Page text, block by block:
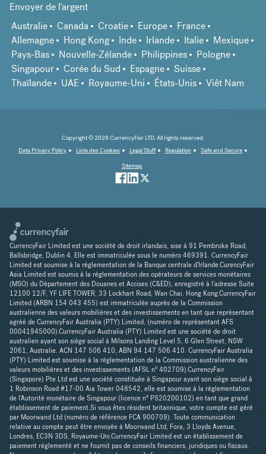
Envoyer de l'argent
Australie
Canada Croatie Europe
France
Allemagne
Hong Kong Inde Irlande Italie
Mexique
Pays-Bas
Nouvelle-Zélande Philippines
Pologne
Singapour
Corée du Sud Espagne
Suisse
Thaïlande
UAE Royaume-Uni États-Unis Viêt Nam
Copyright © 2026 CurrencyFair LTD. All rights reserved.
Data Privacy Policy
Liste des Cookies Legal Stuff Regulation
Safe and Secure
Sitemap
CurrencyFair Limited est une société de droit irlandais, sise à 91 Pembroke Road,
Ballsbridge, Dublin 4. Elle est immatriculée sous le numéro 469391. CurrencyFair
Limited est soumise à la réglementation de la Banque centrale d'Irlande.CurencyFair
Asia Limited est soumis à la réglementation des opérateurs de services monétaires
(MSO) du Département des Douanes et Accises (C&ED), enregistré à l'adresse Suite
12100 12/F, YF LIFE TOWER, 33 Lockhart Road, Wan Chai. Hong Kong.CurrencyFair
Limited (ARBN 154 043 455) est immatriculée auprès de la Commission
australienne des valeurs mobilières et des investissements en tant que représentant
agréé de CurrencyFair Australia (PTY) Limited, (numéro de représentant AFS
00041945000).CurrencyFair Australia (PTY) Limited est une société de droit
australien ayant son siège social à Milsons Landing Level 5, 6 Glen Street, NSW
2061, Australie. ACN 147 506 410, ABN 94 147 506 410. CurrencyFair Australia
(PTY) Limited est soumise à la réglementation de la Commission australienne des
valeurs mobilières et des investissements (AFSL n° 402709).CurrencyFair
(Singapore) Pte Ltd est une société constituée à Singapour ayant son siège social à
1 Robinson Road #17-00 Aia Tower 048542, elle est soumise à la réglementation
de l'Autorité monétaire de Singapour (licence n° PS20200102) en tant que grand
établissement de paiement.Si vous êtes résident britannique, votre compte est géré
par Moorwand Ltd (numéro de référence FCA 900709). Toute communication
relative au compte peut être envoyée à Moorwand Ltd, Fora, 3 Lloyds Avenue,
Londres, EC3N 3DS, Royaume-Uni.CurrencyFair Limited est un établissement de
paiement réglementé et ne fournit pas de conseils financiers, juridiques ou fiscaux.